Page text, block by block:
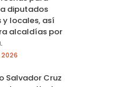
diputados
y locales, así
alcaldías por
2026
Salvador Cruz